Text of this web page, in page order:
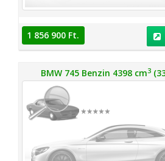
1 856 900 Ft.
BMW 745 Benzin 4398 cm3